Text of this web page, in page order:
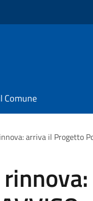
Comune
arriva il Progetto